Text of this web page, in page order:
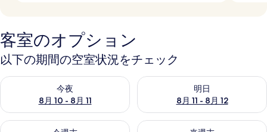
客室のオプション
以下の期間の空室状況をチェック
今夜
8月 10 - 8月 11
今夜 8月 10 - 8月 11 の空室状況をチェック
明日
8月 11 - 8月 12
明日 8月 11 - 8月 12 の空室状
今週末 8月 14 - 8月 16 の空室状況をチェック来週末 8月 21 - 8月 23 の空室